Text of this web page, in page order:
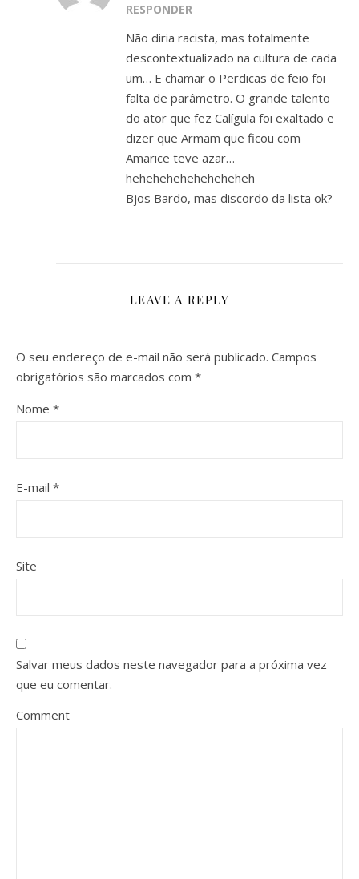
RESPONDER
Não diria racista, mas totalmente
descontextualizado na cultura de cada
um… E chamar o Perdicas de feio foi
falta de parâmetro. O grande talento
do ator que fez Calígula foi exaltado e
dizer que Armam que ficou com
Amarice teve azar…
heheheheheheheheheh
Bjos Bardo, mas discordo da lista ok?
LEAVE A REPLY
O seu endereço de e-mail não será publicado. Campos
obrigatórios são marcados com *
Nome *
E-mail *
Site
Salvar meus dados neste navegador para a próxima vez
que eu comentar.
Comment